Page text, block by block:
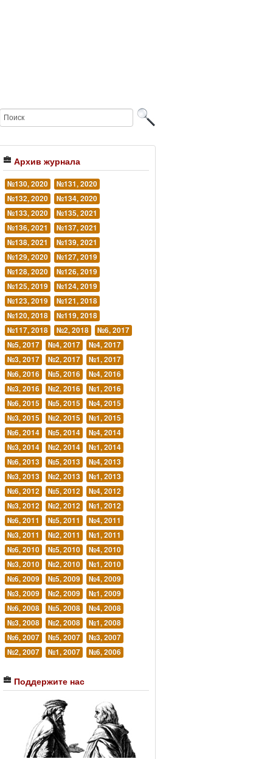
Архив журнала
№130, 2020
№131, 2020
№132, 2020
№134, 2020
№133, 2020
№135, 2021
№136, 2021
№137, 2021
№138, 2021
№139, 2021
№129, 2020
№127, 2019
№128, 2020
№126, 2019
№125, 2019
№124, 2019
№123, 2019
№121, 2018
№120, 2018
№119, 2018
№117, 2018
№2, 2018
№6, 2017
№5, 2017
№4, 2017
№4, 2017
№3, 2017
№2, 2017
№1, 2017
№6, 2016
№5, 2016
№4, 2016
№3, 2016
№2, 2016
№1, 2016
№6, 2015
№5, 2015
№4, 2015
№3, 2015
№2, 2015
№1, 2015
№6, 2014
№5, 2014
№4, 2014
№3, 2014
№2, 2014
№1, 2014
№6, 2013
№5, 2013
№4, 2013
№3, 2013
№2, 2013
№1, 2013
№6, 2012
№5, 2012
№4, 2012
№3, 2012
№2, 2012
№1, 2012
№6, 2011
№5, 2011
№4, 2011
№3, 2011
№2, 2011
№1, 2011
№6, 2010
№5, 2010
№4, 2010
№3, 2010
№2, 2010
№1, 2010
№6, 2009
№5, 2009
№4, 2009
№3, 2009
№2, 2009
№1, 2009
№6, 2008
№5, 2008
№4, 2008
№3, 2008
№2, 2008
№1, 2008
№6, 2007
№5, 2007
№3, 2007
№2, 2007
№1, 2007 №6, 2006
Поддержите нас